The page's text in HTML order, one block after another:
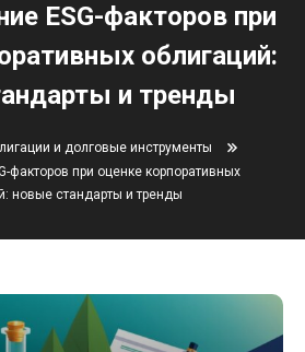
ESG-факторов при
облигаций:
и тренды
и долговые инструменты
факторов при оценке корпоративных
новые стандарты и тренды